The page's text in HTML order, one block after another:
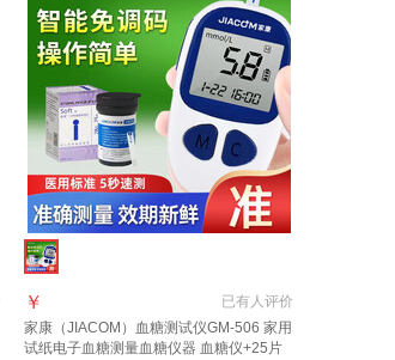
已有人评价
￥
家康（JIACOM）血糖测试仪GM-506 家用
试纸电子血糖测量血糖仪器 血糖仪+25片